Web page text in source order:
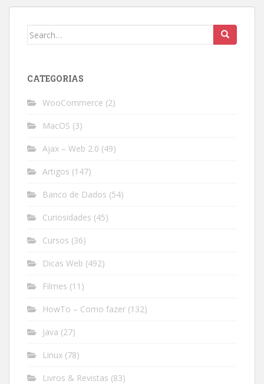
Search
CATEGORIAS
WooCommerce (2)
MacOS (3)
Ajax – Web 2.0 (49)
Artigos (147)
Banco de Dados (54)
Curiosidades (45)
Cursos (36)
Dicas Web (492)
Filmes (11)
HowTo – Como fazer (132)
Java (27)
Linux (78)
Livros & Revistas (83)